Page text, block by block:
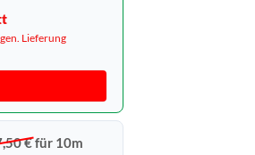
Lieferung
€für 10m